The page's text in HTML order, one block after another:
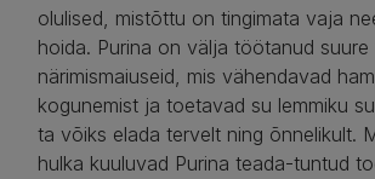
olulised, mistõttu on tingimata vaja
hoida. Purina on välja töötanud suure
närimismaiuseid, mis vähendavad
kogunemist ja toetavad su lemmiku
ta võiks elada tervelt ning õnnelikult.
hulka kuuluvad Purina teada-tuntud